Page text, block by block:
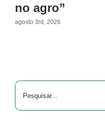
no agro”
agosto 3rd, 2026
Buscar
resultados